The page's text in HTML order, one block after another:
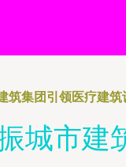
筑集团引领医疗建筑
城市建